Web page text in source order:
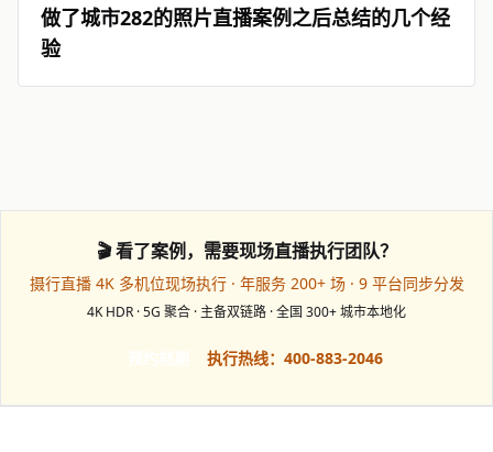
做了城市282的照片直播案例之后总结的几个经
验
🎬 看了案例，需要现场直播执行团队？
摄行直播 4K 多机位现场执行 · 年服务 200+ 场 · 9 平台同步分发
4K HDR · 5G 聚合 · 主备双链路 · 全国 300+ 城市本地化
执行热线：400-883-2046